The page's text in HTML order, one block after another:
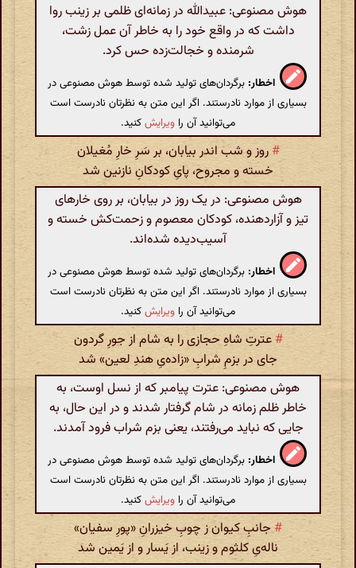
هوش مصنوعی: عبیدالله در زمانه‌ای ظلمی بر زینب روا
داشت که در واقع خود را به خاطر آن عمل زشت،
شرمنده و خجالت‌زده حس کرد.
اخطار: برگردان‌های تولید شده توسط هوش مصنوعی در
بسیاری از موارد نادرستند. اگر این متن به نظرتان نادرست است
می‌توانید آن را ویرایشکنید.
# روز و شب اندر بیابان، بر سَرِ خارِ مُغیلان
خسته و مجروح، پایِ کودکانِ نازنین شد
هوش مصنوعی: در یک روز در بیابان، بر روی خارهای
تیز و آزاردهنده، کودکان معصوم و زحمت‌کش خسته و
آسیب‌دیده شده‌اند.
اخطار: برگردان‌های تولید شده توسط هوش مصنوعی در
بسیاری از موارد نادرستند. اگر این متن به نظرتان نادرست است
می‌توانید آن را ویرایشکنید.
# عترتِ شاهِ حجازی را به شام از جورِ گردون
جای در بزمِ شرابِ «زاده‌یِ هندِ لعین» شد
هوش مصنوعی: عترت پیامبر که از نسل اوست، به
خاطر ظلم زمانه در شام گرفتار شدند و در این حال، به
جایی که نباید می‌رفتند، یعنی بزم شراب فرود آمدند.
اخطار: برگردان‌های تولید شده توسط هوش مصنوعی در
بسیاری از موارد نادرستند. اگر این متن به نظرتان نادرست است
می‌توانید آن را ویرایشکنید.
#جانبِ کیوان ز چوبِ خیزرانِ «پورِ سفیان»
ناله‌یِ کلثوم و زینب، از یَسار و از یَمین شد